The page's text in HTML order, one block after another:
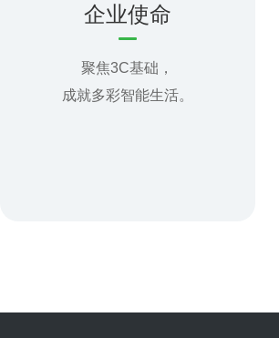
企业使命
聚焦3C基础，
成就多彩智能生活。